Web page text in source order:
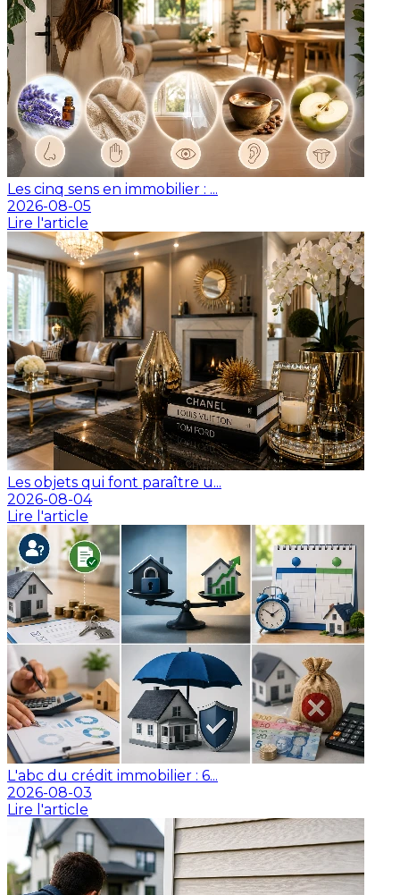
Les cinq sens en immobilier : ...
2026-08-05
Lire l'article
Les objets qui font paraître u...
2026-08-04
Lire l'article
L'abc du crédit immobilier : 6...
2026-08-03
Lire l'article